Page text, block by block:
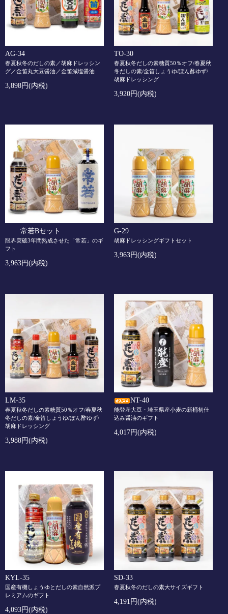
AG-34
春夏秋冬のだしの素／胡麻ドレッシン
グ／金笛丸大豆醤油／金笛減塩醤油
3,898円(内税)
TO-30
春夏秋冬だしの素糖質50％オフ/春夏秋
冬だしの素/金笛しょうゆ/ぽん酢ゆず/
胡麻ドレッシング
3,920円(内税)
常若Bセット
限界突破3年間熟成させた「常若」のギ
フト
3,963円(内税)
G-29
胡麻ドレッシングギフトセット
3,963円(内税)
LM-35
春夏秋冬だしの素糖質50％オフ/春夏秋
冬だしの素/金笛しょうゆ/ぽん酢ゆず/
胡麻ドレッシング
3,988円(内税)
NT-40
能登産大豆・埼玉県産小麦の新桶初仕
込み醤油のギフト
4,017円(内税)
KYL-35
国産有機しょうゆとだしの素自然派プ
レミアムのギフト
4,093円(内税)
SD-33
春夏秋冬のだしの素大サイズギフト
4,191円(内税)